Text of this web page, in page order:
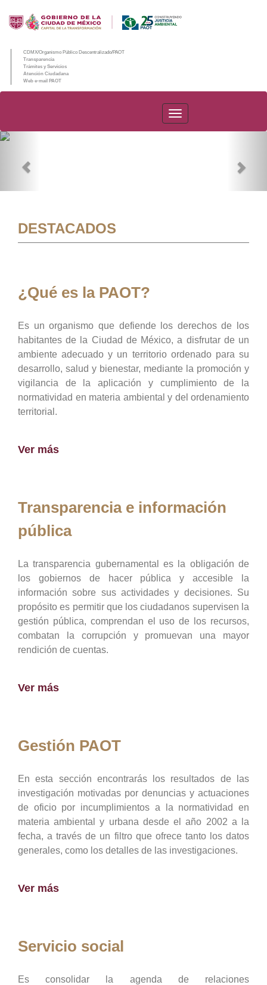
CDMX/Organismo Público Descentralizado/PAOT
Transparencia
Trámites y Servicios
Atención Ciudadana
Web e-mail PAOT
PAOT
DESTACADOS
¿Qué es la PAOT?
Es un organismo que defiende los derechos de los
habitantes de la Ciudad de México, a disfrutar de un
ambiente adecuado y un territorio ordenado para su
desarrollo, salud y bienestar, mediante la promoción y
vigilancia de la aplicación y cumplimiento de la
normatividad en materia ambiental y del ordenamiento
territorial.
Ver más
Transparencia e información
pública
La transparencia gubernamental es la obligación de
los gobiernos de hacer pública y accesible la
información sobre sus actividades y decisiones. Su
propósito es permitir que los ciudadanos supervisen la
gestión pública, comprendan el uso de los recursos,
combatan la corrupción y promuevan una mayor
rendición de cuentas.
Ver más
Gestión PAOT
En esta sección encontrarás los resultados de las
investigación motivadas por denuncias y actuaciones
de oficio por incumplimientos a la normatividad en
materia ambiental y urbana desde el año 2002 a la
fecha, a través de un filtro que ofrece tanto los datos
generales, como los detalles de las investigaciones.
Ver más
Servicio social
Es consolidar la agenda de relaciones